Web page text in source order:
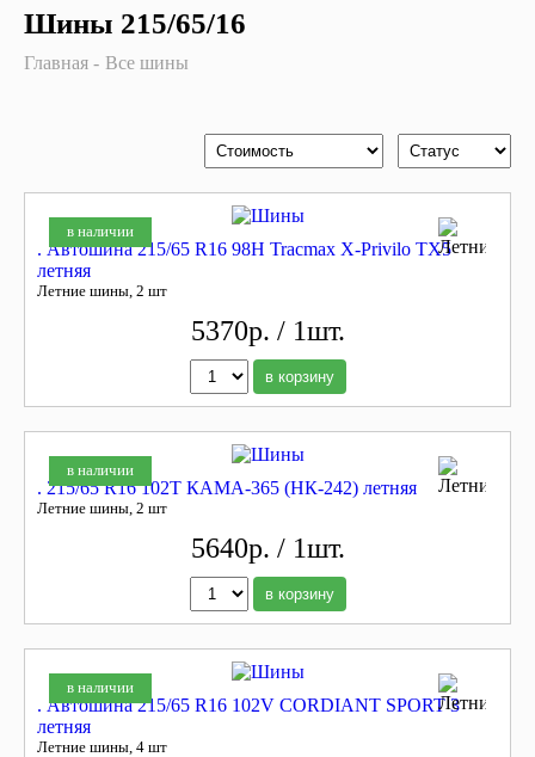
Шины 215/65/16
Главная Все шины
в наличии
. Автошина 215/65 R16 98H Tracmax X-Privilo TX5
летняя
Летние шины, 2 шт
5370р. / 1шт.
в корзину
в наличии
. 215/65 R16 102T КАМА-365 (НК-242) летняя
Летние шины, 2 шт
5640р. / 1шт.
в корзину
в наличии
. Автошина 215/65 R16 102V CORDIANT SPORT 3
летняя
Летние шины, 4 шт